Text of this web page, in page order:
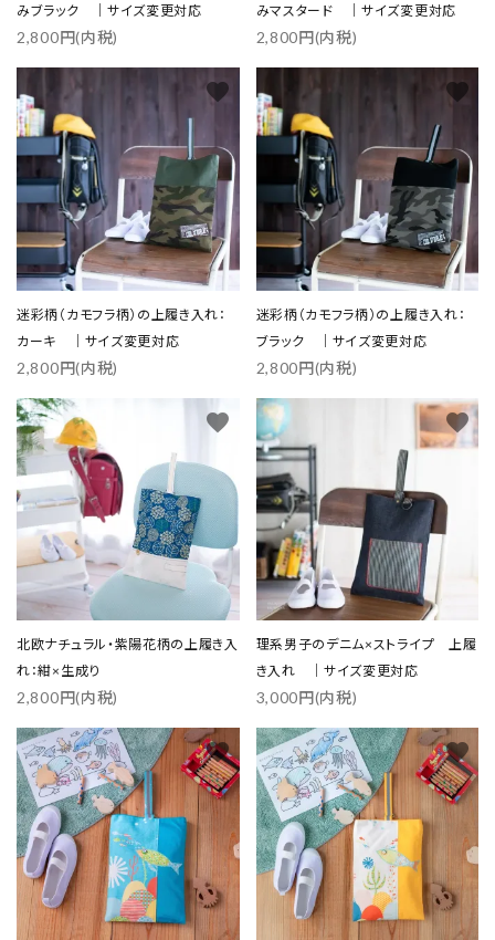
みブラック ｜サイズ変更対応
2,800円(内税)
みマスタード ｜サイズ変更対応
2,800円(内税)
迷彩柄（カモフラ柄）の上履き入れ：
カーキ ｜サイズ変更対応
2,800円(内税)
favorite
迷彩柄（カモフラ柄）の上履き入れ：
ブラック ｜サイズ変更対応
2,800円(内税)
favorite
北欧ナチュラル・紫陽花柄の上履き入
れ：紺×生成り
2,800円(内税)
favorite
理系男子のデニム×ストライプ 上履
き入れ ｜サイズ変更対応
3,000円(内税)
favorite
favorite favorite